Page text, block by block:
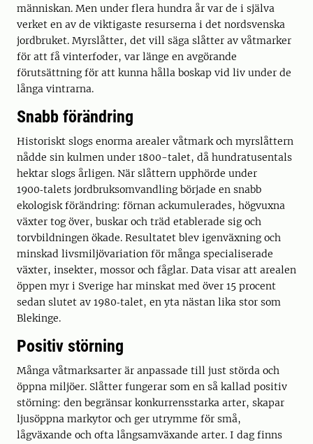
människan. Men under flera hundra år var de i själva
verket en av de viktigaste resurserna i det nordsvenska
jordbruket. Myrslåtter, det vill säga slåtter av våtmarker
för att få vinterfoder, var länge en avgörande
förutsättning för att kunna hålla boskap vid liv under de
långa vintrarna.
Snabb förändring
Historiskt slogs enorma arealer våtmark och myrslåttern
nådde sin kulmen under 1800-talet, då hundratusentals
hektar slogs årligen. När slåttern upphörde under
1900‑talets jordbruksomvandling började en snabb
ekologisk förändring: förnan ackumulerades, högvuxna
växter tog över, buskar och träd etablerade sig och
torvbildningen ökade. Resultatet blev igenväxning och
minskad livsmiljövariation för många specialiserade
växter, insekter, mossor och fåglar. Data visar att arealen
öppen myr i Sverige har minskat med över 15 procent
sedan slutet av 1980‑talet, en yta nästan lika stor som
Blekinge.
Positiv störning
Många våtmarksarter är anpassade till just störda och
öppna miljöer. Slåtter fungerar som en så kallad positiv
störning: den begränsar konkurrensstarka arter, skapar
ljusöppna markytor och ger utrymme för små,
lågväxande och ofta långsamväxande arter. I dag finns